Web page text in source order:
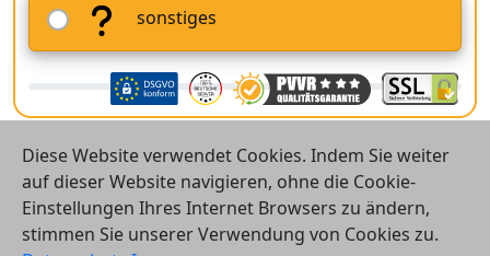
sonstiges
© 2026 Vergleichsrechner24 GmbH
Diese Website verwendet Cookies. Indem Sie weiter
auf dieser Website navigieren, ohne die Cookie-
Einstellungen Ihres Internet Browsers zu ändern,
stimmen Sie unserer Verwendung von Cookies zu.